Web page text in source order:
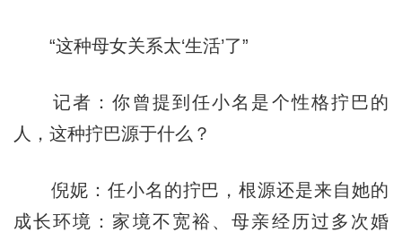
“这种母女关系太‘生活’了”
记者：你曾提到任小名是个性格拧巴的
人，这种拧巴源于什么？
倪妮：任小名的拧巴，根源还是来自她的
成长环境：家境不宽裕、母亲经历过多次婚